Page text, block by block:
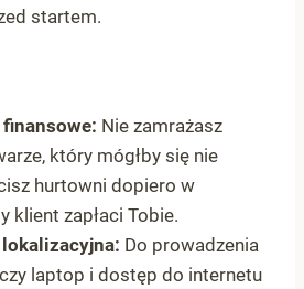
startem.
Nie zamrażasz
który mógłby się nie
hurtowni dopiero w
klient zapłaci Tobie.
Do prowadzenia
laptop i dostęp do internetu